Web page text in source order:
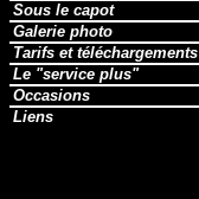
Sous le capot
Galerie photo
Tarifs et téléchargements
Le "service plus"
Occasions
Liens